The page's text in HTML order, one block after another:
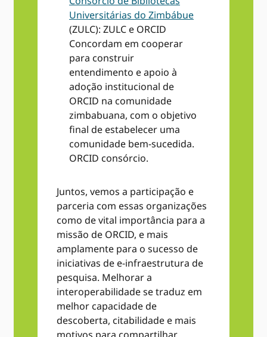
Universitárias do Zimbábue
(ZULC): ZULC e ORCID
Concordam em cooperar
para construir
entendimento e apoio à
adoção institucional de
ORCID na comunidade
zimbabuana, com o objetivo
final de estabelecer uma
comunidade bem-sucedida.
ORCID consórcio.
Juntos, vemos a participação e
parceria com essas organizações
como de vital importância para a
missão de ORCID, e mais
amplamente para o sucesso de
iniciativas de e-infraestrutura de
pesquisa. Melhorar a
interoperabilidade se traduz em
melhor capacidade de
descoberta, citabilidade e mais